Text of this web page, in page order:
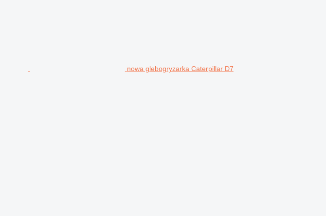
nowa glebogryzarka Caterpillar D7